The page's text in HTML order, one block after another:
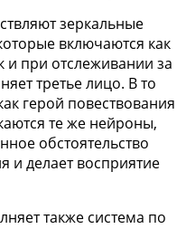
зеркальные
включаются как
и при отслеживании за
третье лицо. В то
герой повествования
те же нейроны,
обстоятельство
и делает восприятие
также система по